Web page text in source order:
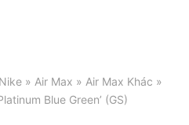
» Air Max » Air Max Khác »
Blue Green’ (GS)